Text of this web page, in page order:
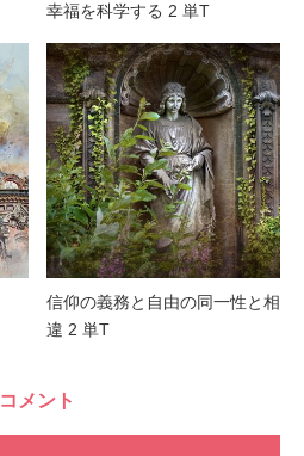
幸福を科学する 2 単T
信仰の義務と自由の同一性と相
違 2 単T
コメント